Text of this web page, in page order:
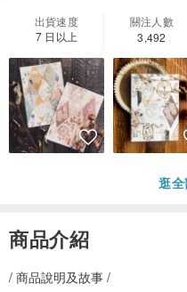
出貨速度
7 日以上
關注人數
3,492
逛
商品介紹
/ 商品說明及故事 /